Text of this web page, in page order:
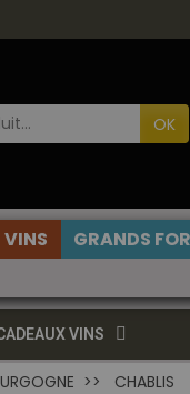
OK
VINS GRANDS
VINS
CHABLIS